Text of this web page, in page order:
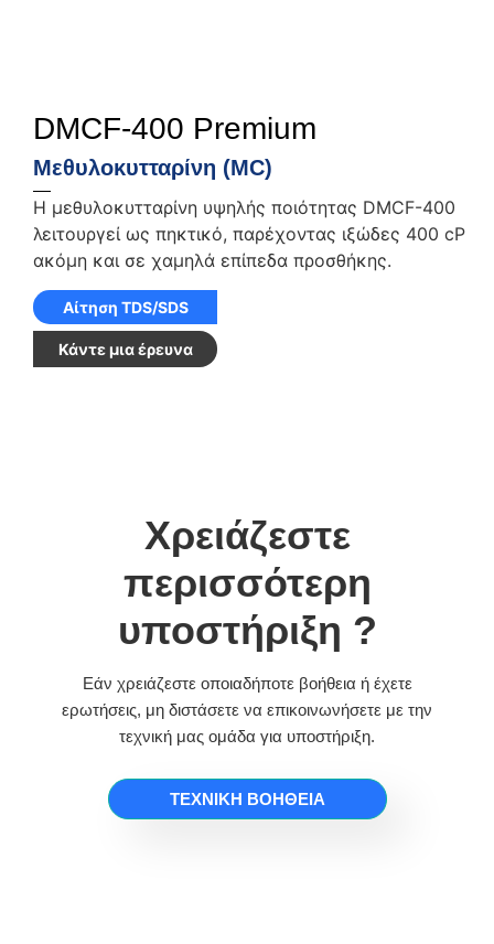
DMCF-400 Premium
Μεθυλοκυτταρίνη (MC)
Η μεθυλοκυτταρίνη υψηλής ποιότητας DMCF-400
λειτουργεί ως πηκτικό, παρέχοντας ιξώδες 400 cP
ακόμη και σε χαμηλά επίπεδα προσθήκης.
Αίτηση TDS/SDS
Κάντε μια έρευνα
Χρειάζεστε
περισσότερη
υποστήριξη ?
Εάν χρειάζεστε οποιαδήποτε βοήθεια ή έχετε
ερωτήσεις, μη διστάσετε να επικοινωνήσετε με την
τεχνική μας ομάδα για υποστήριξη.
ΤΕΧΝΙΚΉ ΒΟΉΘΕΙΑ